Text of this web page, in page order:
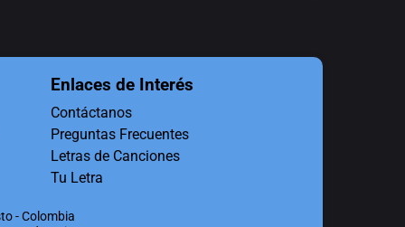
Enlaces de Interés
Contáctanos
Preguntas Frecuentes
Letras de Canciones
Tu Letra
- Colombia